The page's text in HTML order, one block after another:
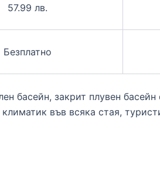
57.99 лв.
Безплатно
басейн, закрит плувен
във всяка стая,